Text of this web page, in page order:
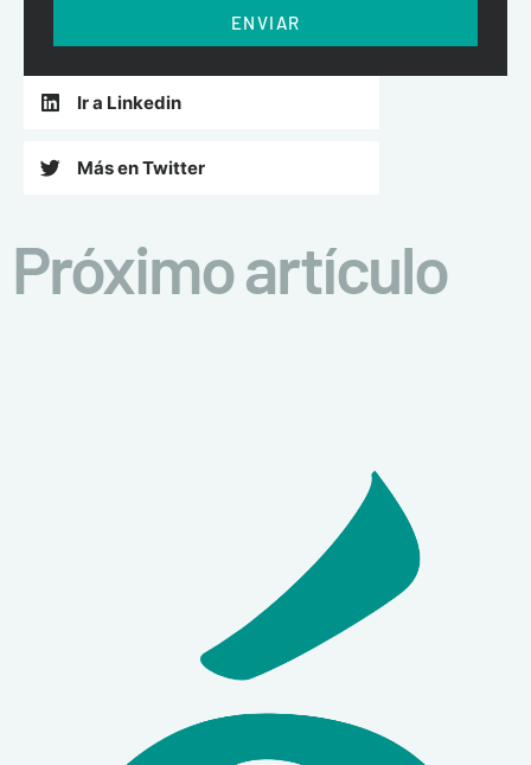
ENVIAR
Ir a Linkedin
Más en Twitter
Próximo artículo